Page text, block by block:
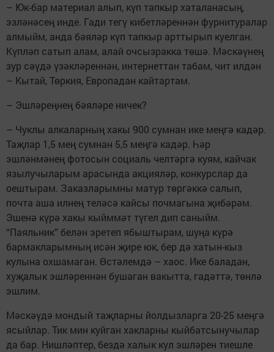
– Юк-бар материал алып, күп тапкыр хаталанасың,
эзләнәсең инде. Гади тегү кибетләреннән фурнитуралар
алмыйм, анда бәяләр күп тапкыр арттырып куелган.
Күпләп сатып алам, алай очсызракка төшә. Мәскәүнең
зур сәүдә үзәкләреннән, интернеттан табам, чит илдән
– Кытай, Төркия, Европадан кайтартам.
– Эшләреңнең бәяләре ничек?
– Чуклы алкаларның хакы 900 сумнан ике меңгә кадәр.
Таҗлар 1,5 мең сумнан 5,5 меңгә кадәр. Һәр
эшләнмәнең фотосын социаль челтәргә куям, кайчак
язылучыларым арасында акцияләр, конкурслар да
оештырам. Заказларымны матур төргәккә салып,
почта аша илнең теләсә кайсы почмагына җибәрәм.
Эшенә күрә хакы кыйммәт түгел дип саныйм.
“Паяльник” белән эретеп ябыштырам, шуңа күрә
бармакларымның исән җире юк, бер дә хатын-кыз
кулына охшамаган. Өстәлемдә – хаос. Ике баладан,
хуҗалык эшләреннән бушаган вакытта, гадәттә, төнлә
эшлим.
Мәскәүдә мондый таҗларны йолдызларга 20-25 меңгә
ясыйлар. Тик мин куйган хакларны кыйбатсынучылар
да бар. Нишләптер, бездә халык кул эшләрен тиешле